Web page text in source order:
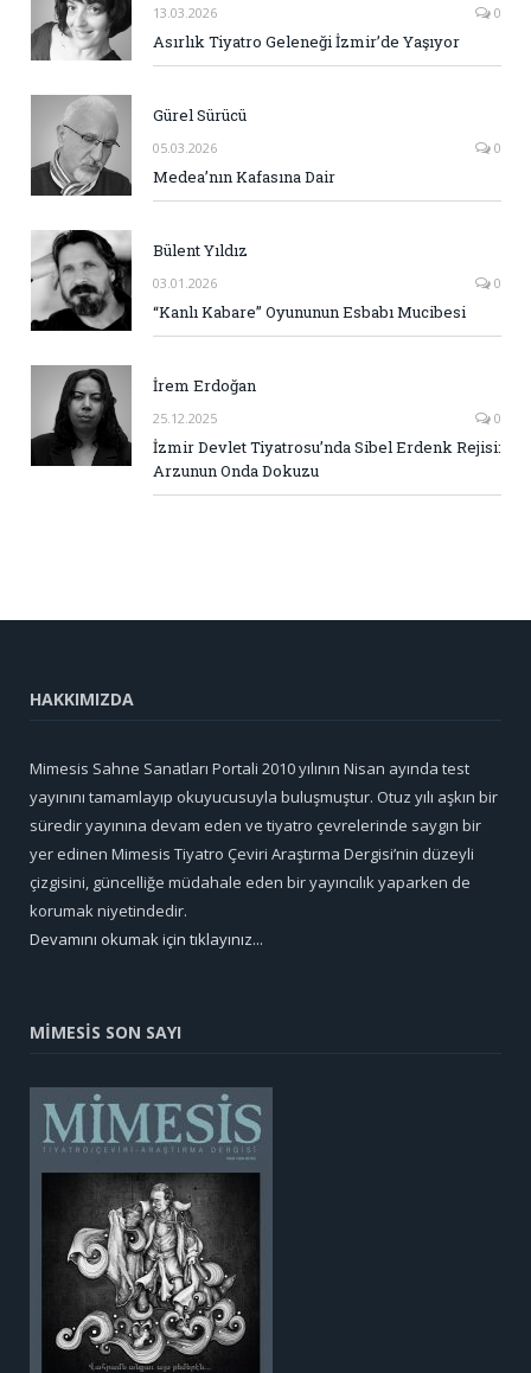
13.03.2026 0
Asırlık Tiyatro Geleneği İzmir’de Yaşıyor
Gürel Sürücü
05.03.2026 0
Medea’nın Kafasına Dair
Bülent Yıldız
03.01.2026 0
“Kanlı Kabare” Oyununun Esbabı Mucibesi
İrem Erdoğan
25.12.2025 0
İzmir Devlet Tiyatrosu’nda Sibel Erdenk Rejisi:
Arzunun Onda Dokuzu
HAKKIMIZDA
Mimesis Sahne Sanatları Portali 2010 yılının Nisan ayında test
yayınını tamamlayıp okuyucusuyla buluşmuştur. Otuz yılı aşkın bir
süredir yayınına devam eden ve tiyatro çevrelerinde saygın bir
yer edinen Mimesis Tiyatro Çeviri Araştırma Dergisi’nin düzeyli
çizgisini, güncelliğe müdahale eden bir yayıncılık yaparken de
korumak niyetindedir.
Devamını okumak için tıklayınız...
MİMESİS SON SAYI